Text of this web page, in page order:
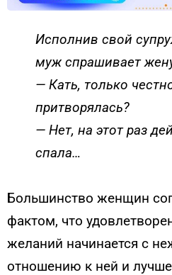
Исполнив свой
муж спрашивает
— Кать, только
притворялась?
— Нет, на этот раз
спала…
Большинство женщин
фактом, что
желаний начинается с
отношению к ней и